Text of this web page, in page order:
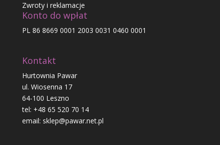
Zwroty i reklamacje
Konto do wpłat
PL 86 8669 0001 2003 0031 0460 0001
Kontakt
Hurtownia Pawar
ul. Wiosenna 17
64-100 Leszno
tel: +48 65 520 70 14
email: sklep@pawar.net.pl